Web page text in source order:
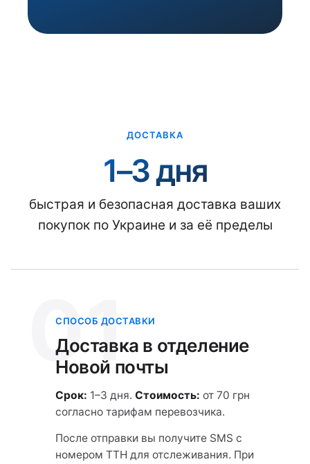
ДОСТАВКА
1–3 дня
быстрая и безопасная доставка ваших
покупок по Украине и за её пределы
01
СПОСОБ ДОСТАВКИ
Доставка в отделение
Новой почты
Срок: 1–3 дня. Стоимость: от 70 грн
согласно тарифам перевозчика.
После отправки вы получите SMS с
номером ТТН для отслеживания. При